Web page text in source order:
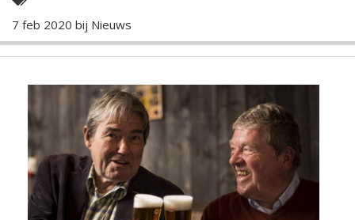
7 feb 2020 bij Nieuws